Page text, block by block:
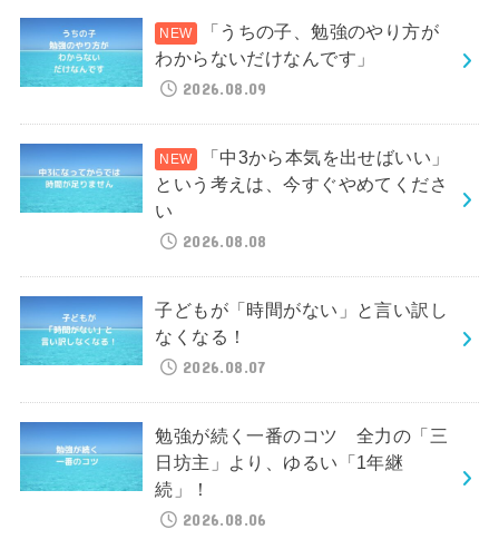
「うちの子、勉強のやり方が
わからないだけなんです」
2026.08.09
「中3から本気を出せばいい」
という考えは、今すぐやめてくださ
い
2026.08.08
子どもが「時間がない」と言い訳し
なくなる！
2026.08.07
勉強が続く一番のコツ 全力の「三
日坊主」より、ゆるい「1年継
続」！
2026.08.06